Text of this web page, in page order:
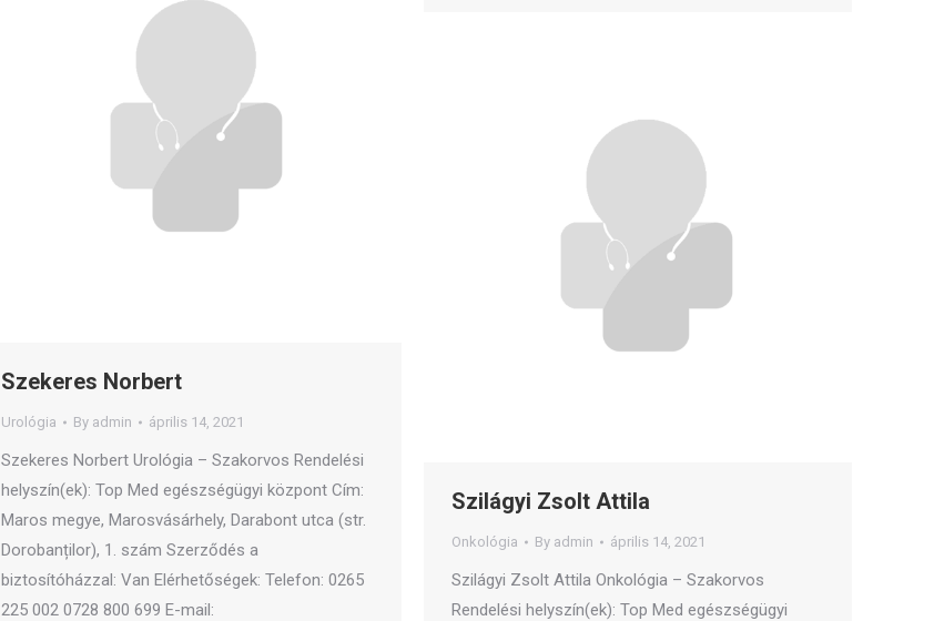
Szekeres Norbert
Urológia By admin április 14, 2021
Szekeres Norbert Urológia – Szakorvos Rendelési
helyszín(ek): Top Med egészségügyi központ Cím:
Maros megye, Marosvásárhely, Darabont utca (str.
Dorobanților), 1. szám Szerződés a
biztosítóházzal: Van Elérhetőségek: Telefon: 0265
225 002 0728 800 699 E-mail:
Szilágyi Zsolt Attila
Onkológia By admin április 14, 2021
Szilágyi Zsolt Attila Onkológia – Szakorvos
Rendelési helyszín(ek): Top Med egészségügyi